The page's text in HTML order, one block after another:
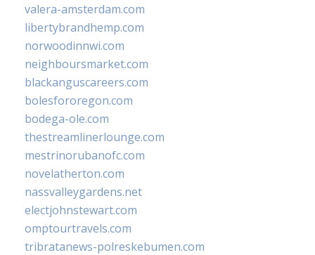
valera-amsterdam.com
libertybrandhemp.com
norwoodinnwi.com
neighboursmarket.com
blackanguscareers.com
bolesfororegon.com
bodega-ole.com
thestreamlinerlounge.com
mestrinorubanofc.com
novelatherton.com
nassvalleygardens.net
electjohnstewart.com
omptourtravels.com
tribratanews-polreskebumen.com